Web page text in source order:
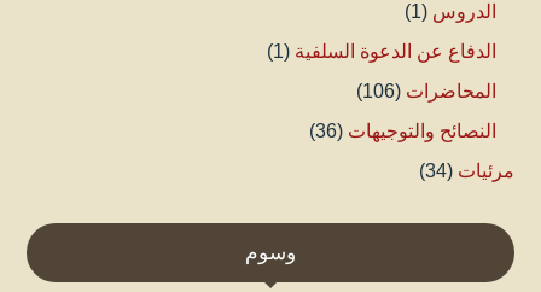
الدروس (1)
الدفاع عن الدعوة السلفية (1)
المحاضرات (106)
النصائح والتوجيهات (36)
مرئيات (34)
وسوم